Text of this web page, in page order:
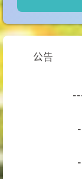
公告